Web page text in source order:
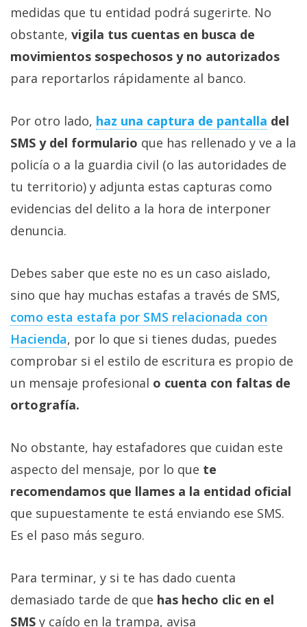
medidas que tu entidad podrá sugerirte. No
obstante, vigila tus cuentas en busca de
movimientos sospechosos y no autorizados
para reportarlos rápidamente al banco.
Por otro lado, haz una captura de pantalla del
SMS y del formulario que has rellenado y ve a la
policía o a la guardia civil (o las autoridades de
tu territorio) y adjunta estas capturas como
evidencias del delito a la hora de interponer
denuncia.
Debes saber que este no es un caso aislado,
sino que hay muchas estafas a través de SMS,
como esta estafa por SMS relacionada con
Hacienda, por lo que si tienes dudas, puedes
comprobar si el estilo de escritura es propio de
un mensaje profesional o cuenta con faltas de
ortografía.
No obstante, hay estafadores que cuidan este
aspecto del mensaje, por lo que te
recomendamos que llames a la entidad oficial
que supuestamente te está enviando ese SMS.
Es el paso más seguro.
Para terminar, y si te has dado cuenta
demasiado tarde de que has hecho clic en el
SMS y caído en la trampa, avisa